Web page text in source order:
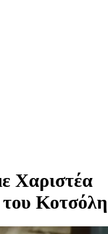
Χαριστέα
του Κοτσόλη